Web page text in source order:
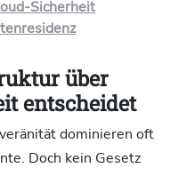
Sicherheit
über
entscheidet
dominieren oft
Doch kein Gesetz